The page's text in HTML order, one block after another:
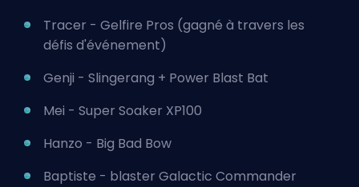
Tracer - Gelfire Pros (gagné à travers les
défis d'événement)
Genji - Slingerang + Power Blast Bat
Mei - Super Soaker XP100
Hanzo - Big Bad Bow
Baptiste - blaster Galactic Commander